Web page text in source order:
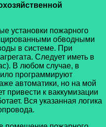
установки пожарного
обводными
в системе. При
Следует иметь в
В любом случае, в
программируют
автоматики, но на мой
привести к ваккумизации
Вся указанная логика